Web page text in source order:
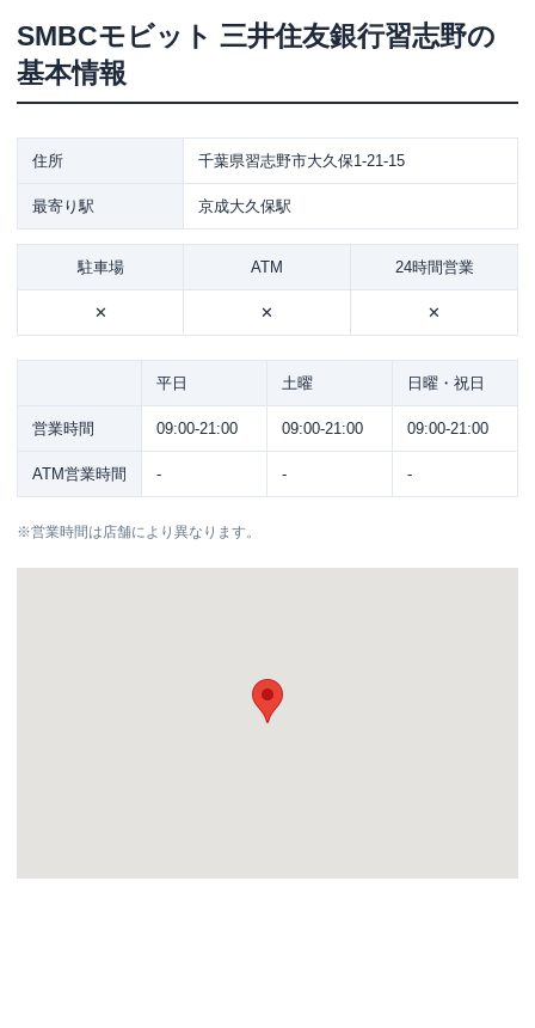
SMBCモビット 三井住友銀行習志野の
基本情報
住所 千葉県習志野市大久保1-21-15
最寄り駅 京成大久保駅
駐車場 ATM 24時間営業
✕ ✕ ✕
平日 土曜 日曜・祝日
営業時間 09:00-21:00 09:00-21:00 09:00-21:00
ATM営業時間 - - -
※営業時間は店舗により異なります。